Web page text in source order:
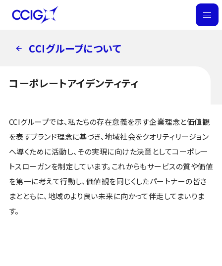
M
CCIグループについて
コーポレートアイデンティティ
CCIグループでは、私たちの存在意義を示す企業理念と価値観
を表すブランド理念に基づき、地域社会をクオリティリージョン
へ導くために活動し、その実現に向けた決意としてコーポレー
トスローガンを制定しています。これからもサービスの質や価値
を第一に考えて行動し、価値観を同じくしたパートナーの皆さ
まとともに、地域のより良い未来に向かって伴走してまいりま
す。